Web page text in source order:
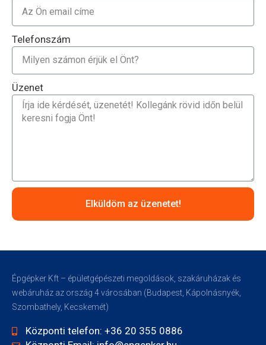
Telefonszám
Üzenet
Elküldöm az üzenetet!
Épgépker Kft – épületgépészeti megoldások, szakáruházak és
webáruház az ország 4 városában (Budapest, Kápolnásnyék,
Szombathely, Kecskemét)
Központi telefon: +36 20 355 0886